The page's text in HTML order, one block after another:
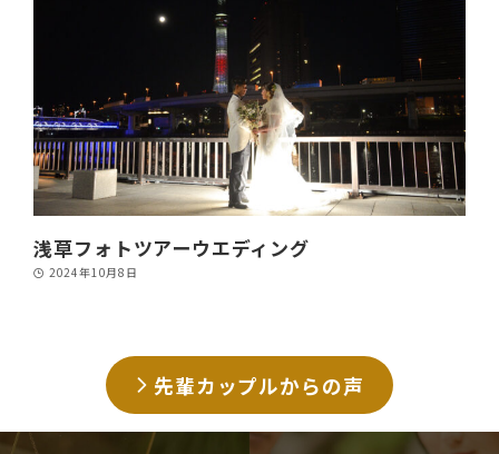
浅草フォトツアーウエディング
2024年10月8日
先輩カップルからの声